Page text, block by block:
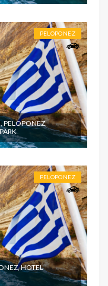
PELOPONEZ
PELOPONEZ,
PELOPONEZ
HOTEL